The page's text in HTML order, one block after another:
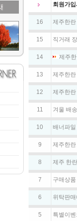
회원가
16 제주한
15 직거래
14 제주
13 제주한
12 제주한란
11 겨울 배
10 배너파일
9 제주한란
8 제주 한
7 구매상
6 위탁판
5 특별이